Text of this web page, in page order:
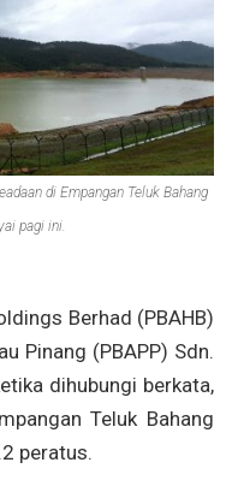
di Empangan Teluk Bahang
pagi ini.
Berhad (PBAHB)
Pinang (PBAPP) Sdn.
dihubungi berkata,
Teluk Bahang
peratus.